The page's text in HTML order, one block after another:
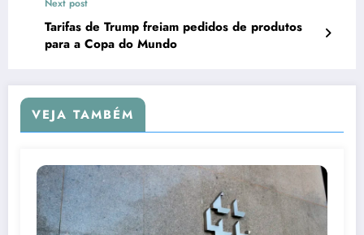
Next post
Tarifas de Trump freiam pedidos de produtos
para a Copa do Mundo
VEJA TAMBÉM